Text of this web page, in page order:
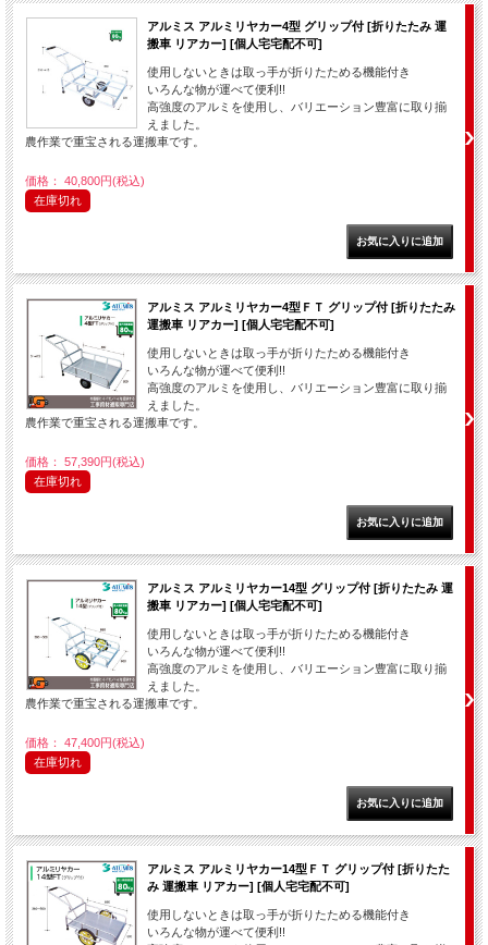
アルミス アルミリヤカー4型 グリップ付 [折りたたみ 運
搬車 リアカー] [個人宅宅配不可]
使用しないときは取っ手が折りたためる機能付き
いろんな物が運べて便利!!
高強度のアルミを使用し、バリエーション豊富に取り揃
えました。
農作業で重宝される運搬車です。
価格： 40,800円(税込)
在庫切れ
アルミス アルミリヤカー4型ＦＴ グリップ付 [折りたたみ
運搬車 リアカー] [個人宅宅配不可]
使用しないときは取っ手が折りたためる機能付き
いろんな物が運べて便利!!
高強度のアルミを使用し、バリエーション豊富に取り揃
えました。
農作業で重宝される運搬車です。
価格： 57,390円(税込)
在庫切れ
アルミス アルミリヤカー14型 グリップ付 [折りたたみ 運
搬車 リアカー] [個人宅宅配不可]
使用しないときは取っ手が折りたためる機能付き
いろんな物が運べて便利!!
高強度のアルミを使用し、バリエーション豊富に取り揃
えました。
農作業で重宝される運搬車です。
価格： 47,400円(税込)
在庫切れ
アルミス アルミリヤカー14型ＦＴ グリップ付 [折りたた
み 運搬車 リアカー] [個人宅宅配不可]
使用しないときは取っ手が折りたためる機能付き
いろんな物が運べて便利!!